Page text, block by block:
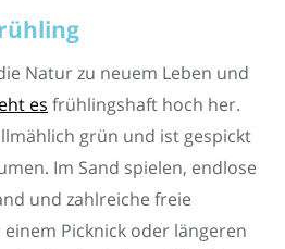
Natur zu neuem Leben und
es frühlingshaft hoch her.
grün und ist gespickt
Im Sand spielen, endlose
und zahlreiche freie
Picknick oder längeren